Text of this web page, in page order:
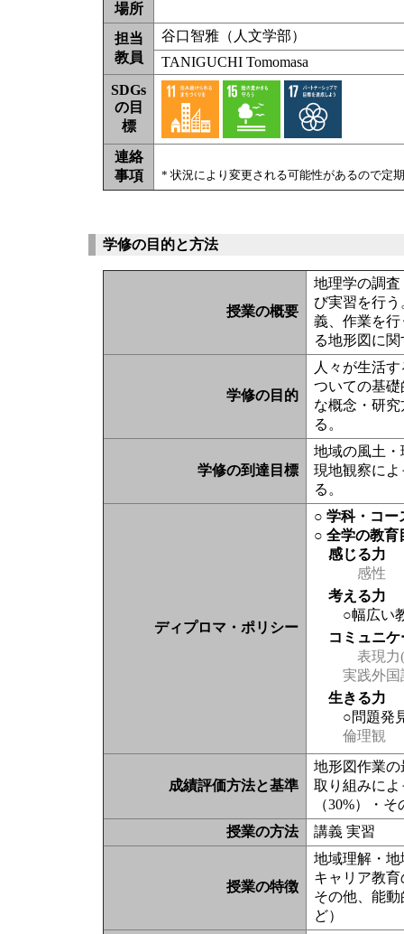
場所
担当
教員
谷口智雅（人文学部）
TANIGUCHI Tomomasa
SDGs
の目
標
連絡
事項
* 状況により変更される可能性があるので定
学修の目的と方法
授業の概要
地理学の調
び実習を行
義、作業を
る地形図に
学修の目的
人々が生活
ついての基
な概念・研
る。
学修の到達目標
地域の風土
現地観察に
る。
ディプロマ・ポリシー
○ 学科・コー
○ 全学の教育
感じる力
感性
考える力
○幅広い
コミュニ
表現力(
実践外国
生きる力
○問題発
倫理観
成績評価方法と基準
地形図作業
取り組みに
（30%）・
授業の方法
講義 実習
授業の特徴
地域理解・
キャリア教
その他、能
ど）